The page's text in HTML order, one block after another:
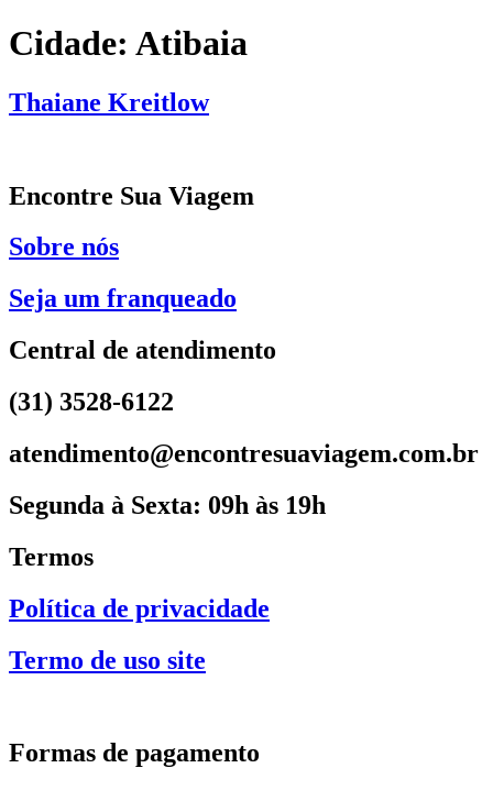
Cidade: Atibaia
Thaiane Kreitlow
Encontre Sua Viagem
Sobre nós
Seja um franqueado
Central de atendimento
(31) 3528-6122
atendimento@encontresuaviagem.com.br
Segunda à Sexta: 09h às 19h
Termos
Política de privacidade
Termo de uso site
Formas de pagamento